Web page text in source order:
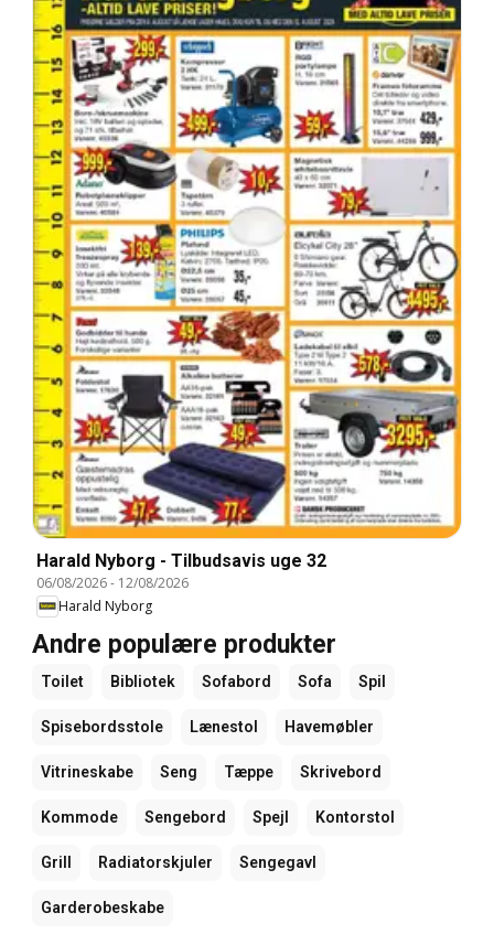
Harald Nyborg - Tilbudsavis uge 32
06/08/2026- 12/08/2026
Harald Nyborg
Andre populære produkter
Toilet Bibliotek Sofabord Sofa Spil
Spisebordsstole Lænestol Havemøbler
Vitrineskabe Seng Tæppe Skrivebord
Kommode Sengebord Spejl Kontorstol
Grill Radiatorskjuler Sengegavl
Garderobeskabe